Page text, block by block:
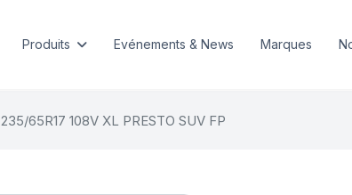
Produits Evénements & News Marques
235/65R17 108V XL PRESTO SUV FP